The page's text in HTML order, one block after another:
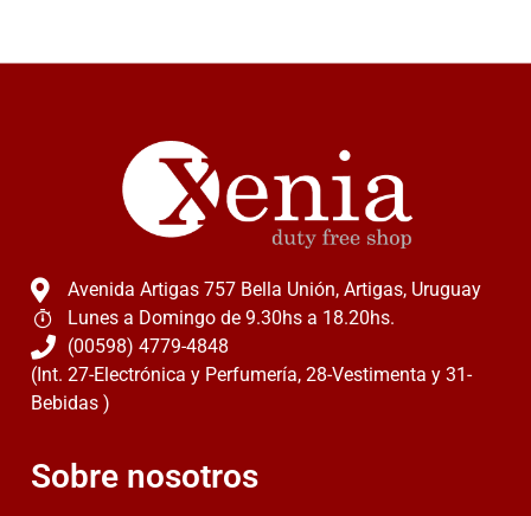
Avenida Artigas 757 Bella Unión, Artigas, Uruguay
Lunes a Domingo de 9.30hs a 18.20hs.
(00598) 4779-4848
(Int. 27-Electrónica y Perfumería, 28-Vestimenta y 31-
Bebidas )
Sobre nosotros